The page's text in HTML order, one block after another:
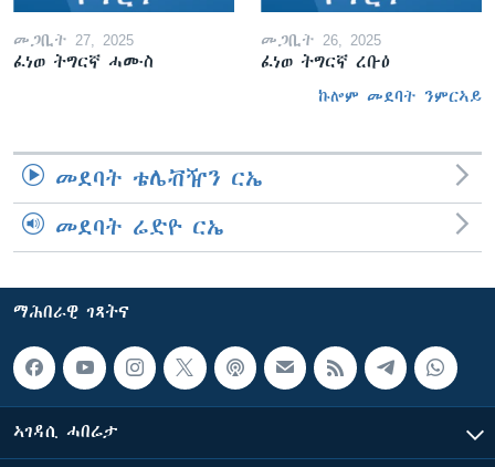
መጋቢት 27, 2025
ፈነወ ትግርኛ ሓሙስ
መጋቢት 26, 2025
ፈነወ ትግርኛ ረቡዕ
ኩሎም መደባት ንምርኣይ
መደባት ቴሌቭዥን ርኤ
መደባት ሬድዮ ርኤ
ማሕበራዊ ገጻትና
ኣገዳሲ ሓበሬታ